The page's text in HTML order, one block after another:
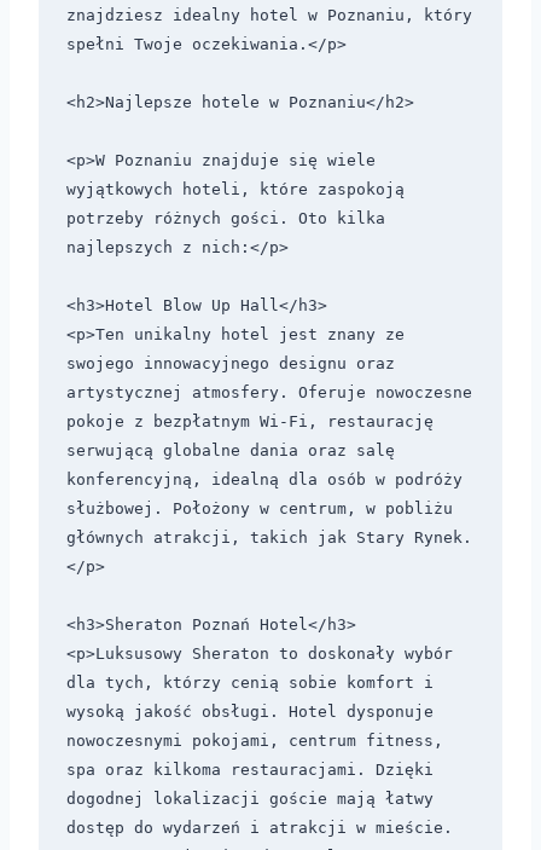
znajdziesz idealny hotel w Poznaniu, który
spełni Twoje oczekiwania.</p>
<h2>Najlepsze hotele w Poznaniu</h2>
<p>W Poznaniu znajduje się wiele
wyjątkowych hoteli, które zaspokoją
potrzeby różnych gości. Oto kilka
najlepszych z nich:</p>
<h3>Hotel Blow Up Hall</h3>
<p>Ten unikalny hotel jest znany ze
swojego innowacyjnego designu oraz
artystycznej atmosfery. Oferuje nowoczesne
pokoje z bezpłatnym Wi-Fi, restaurację
serwującą globalne dania oraz salę
konferencyjną, idealną dla osób w podróży
służbowej. Położony w centrum, w pobliżu
głównych atrakcji, takich jak Stary Rynek.
</p>
<h3>Sheraton Poznań Hotel</h3>
<p>Luksusowy Sheraton to doskonały wybór
dla tych, którzy cenią sobie komfort i
wysoką jakość obsługi. Hotel dysponuje
nowoczesnymi pokojami, centrum fitness,
spa oraz kilkoma restauracjami. Dzięki
dogodnej lokalizacji goście mają łatwy
dostęp do wydarzeń i atrakcji w mieście.